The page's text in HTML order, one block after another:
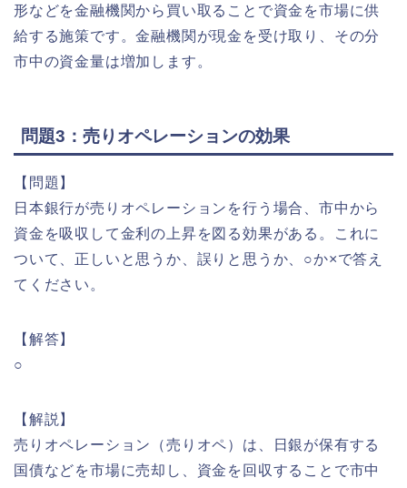
形などを金融機関から買い取ることで資金を市場に供
給する施策です。金融機関が現金を受け取り、その分
市中の資金量は増加します。
問題3：売りオペレーションの効果
【問題】
日本銀行が売りオペレーションを行う場合、市中から
資金を吸収して金利の上昇を図る効果がある。これに
ついて、正しいと思うか、誤りと思うか、○か×で答え
てください。
【解答】
○
【解説】
売りオペレーション（売りオペ）は、日銀が保有する
国債などを市場に売却し、資金を回収することで市中